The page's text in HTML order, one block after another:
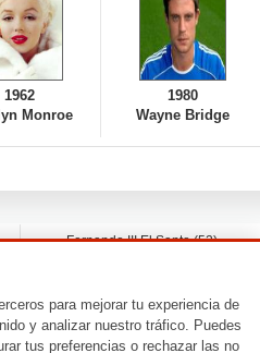
1962
Monroe
1980
Wayne Bridge
Fernando III El Santo (52)
Leonardo Leo (50)
Robert Taylor (57)
para mejorar tu experiencia de
y analizar nuestro tráfico. Puedes
tus preferencias o rechazar las no